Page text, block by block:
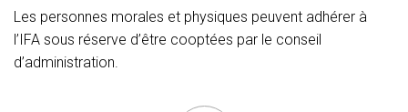
Les personnes morales et physiques peuvent adhérer à
l’IFA sous réserve d’être cooptées par le conseil
d’administration.